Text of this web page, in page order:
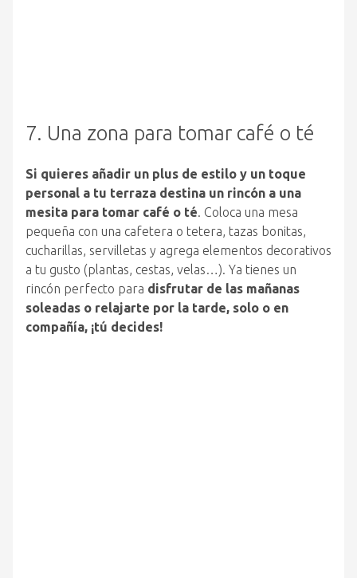
7. Una zona para tomar café o té
Si quieres añadir un plus de estilo y un toque
personal a tu terraza destina un rincón a una
mesita para tomar café o té. Coloca una mesa
pequeña con una cafetera o tetera, tazas bonitas,
cucharillas, servilletas y agrega elementos decorativos
a tu gusto (plantas, cestas, velas…). Ya tienes un
rincón perfecto para disfrutar de las mañanas
soleadas o relajarte por la tarde, solo o en
compañía, ¡tú decides!